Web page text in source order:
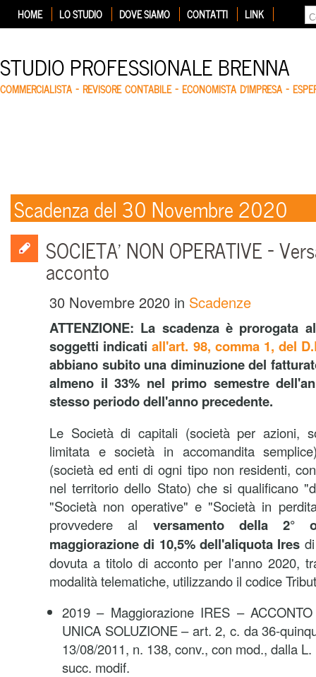
HOME LO STUDIO DOVE SIAMO CONTATTI LINK
STUDIO PROFESSIONALE BRENNA
COMMERCIALISTA – REVISORE CONTABILE – ECONOMISTA D'IMPRESA –
Scadenza del 30 Novembre 2020
SOCIETA’ NON OPERATIVE –
acconto
30 Novembre 2020 in Scadenze
ATTENZIONE: La scadenza è prorogata
soggetti indicatiall'art. 98, comma 1, del
abbiano subito una diminuzione del
almeno il 33% nel primo semestre
stesso periodo dell'anno precedente.
Le Società di capitali (società per azioni,
limitata e società in accomandita
(società ed enti di ogni tipo non residenti,
nel territorio dello Stato) che si qualificano
"Società non operative" e "Società in
provvedere al versamento della
maggiorazione di 10,5% dell'aliquota Ires
dovuta a titolo di acconto per l'anno 2020,
modalità telematiche, utilizzando il codice
2019 – Maggiorazione IRES –
UNICA SOLUZIONE – art. 2, c. da 36-
13/08/2011, n. 138, conv., con mod., dalla
succ. modif.